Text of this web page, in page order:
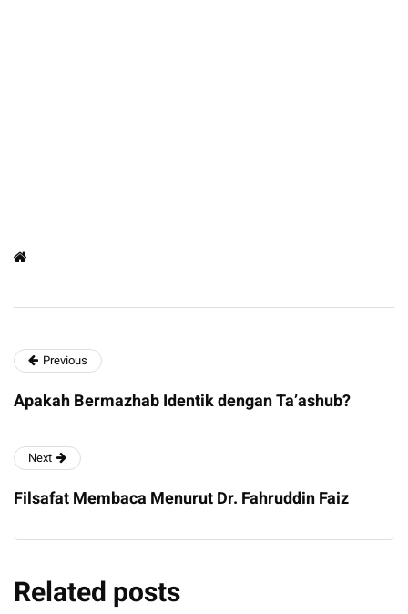
Previous
Apakah Bermazhab Identik dengan Ta’ashub?
Next
Filsafat Membaca Menurut Dr. Fahruddin Faiz
Related posts